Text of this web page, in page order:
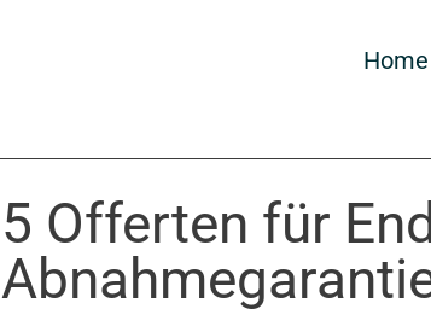
Home
5 Offerten für